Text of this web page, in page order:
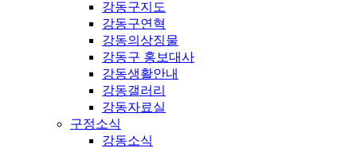
강동구지도
강동구연혁
강동의상징물
강동구 홍보대사
강동생활안내
강동갤러리
강동자료실
구정소식
강동소식